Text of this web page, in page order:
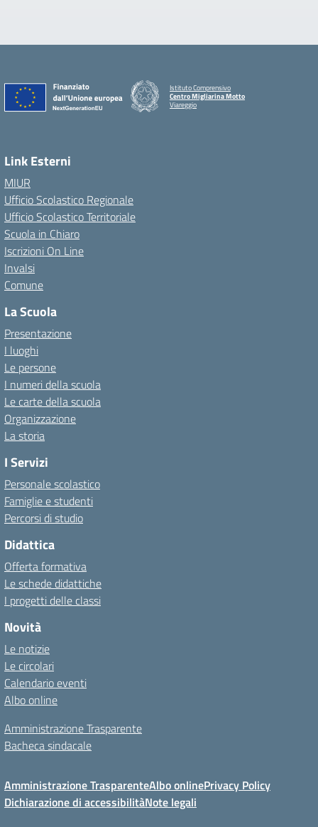
Istituto Comprensivo
Centro Migliarina Motto
Viareggio
Link Esterni
MIUR
Ufficio Scolastico Regionale
Ufficio Scolastico Territoriale
Scuola in Chiaro
Iscrizioni On Line
Invalsi
Comune
La Scuola
Presentazione
I luoghi
Le persone
I numeri della scuola
Le carte della scuola
Organizzazione
La storia
I Servizi
Personale scolastico
Famiglie e studenti
Percorsi di studio
Didattica
Offerta formativa
Le schede didattiche
I progetti delle classi
Novità
Le notizie
Le circolari
Calendario eventi
Albo online
Amministrazione Trasparente
Bacheca sindacale
Amministrazione TrasparenteAlbo onlinePrivacy Policy
Dichiarazione di accessibilitàNote legali